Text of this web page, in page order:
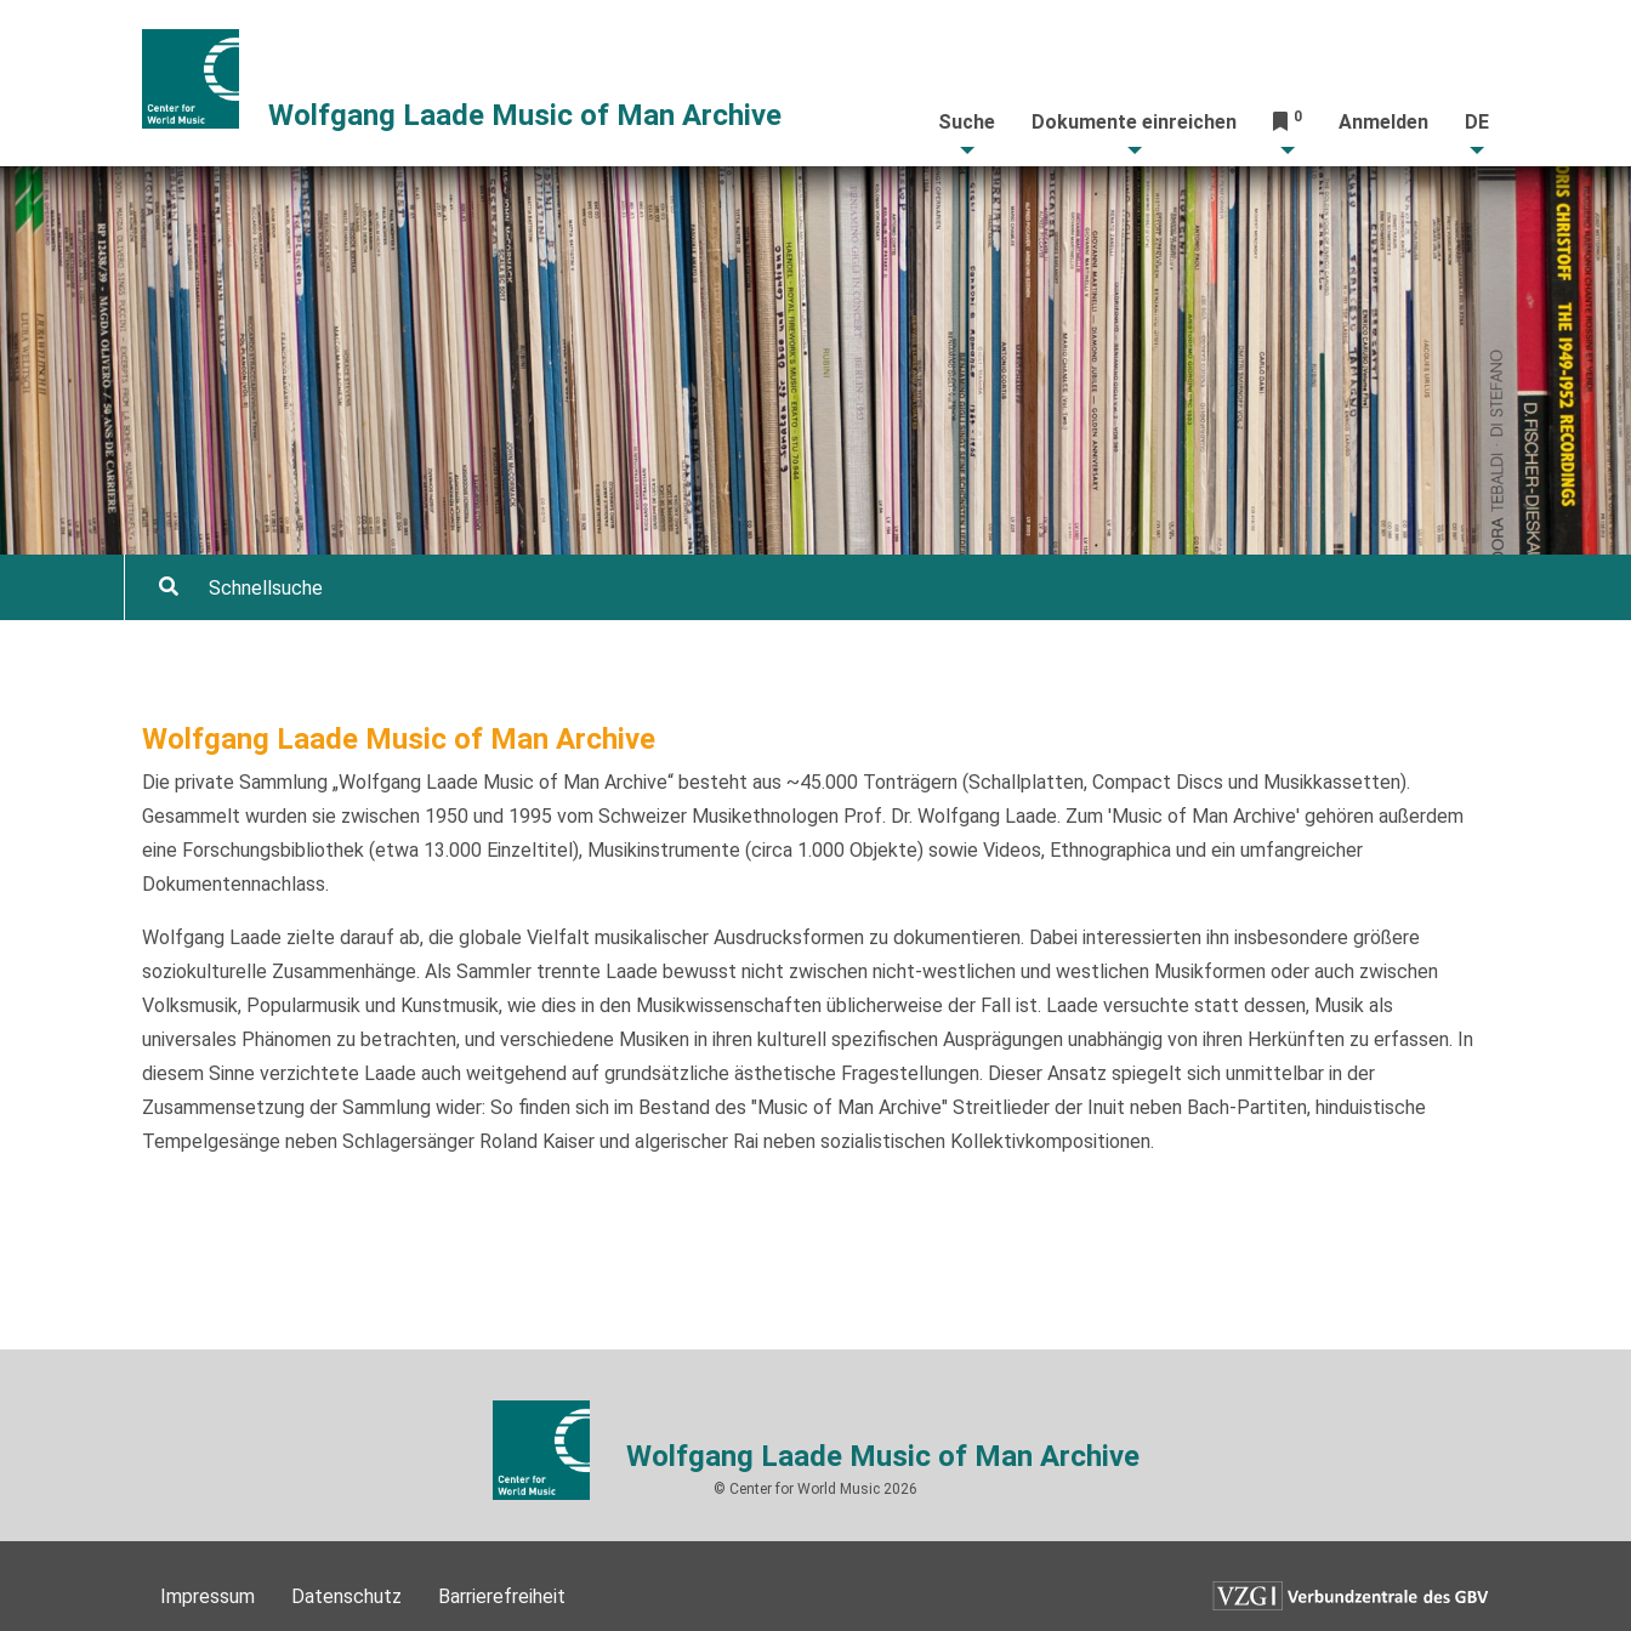
Wolfgang Laade Music of Man Archive Suche Dokumente einreichen 0 Anmelden DE
Wolfgang Laade Music of Man Archive
Die private Sammlung „Wolfgang Laade Music of Man Archive“ besteht aus ~45.000 Tonträgern (Schallplatten, Compact Discs und Musikkassetten).
Gesammelt wurden sie zwischen 1950 und 1995 vom Schweizer Musikethnologen Prof. Dr. Wolfgang Laade. Zum 'Music of Man Archive' gehören außerdem
eine Forschungsbibliothek (etwa 13.000 Einzeltitel), Musikinstrumente (circa 1.000 Objekte) sowie Videos, Ethnographica und ein umfangreicher
Dokumentennachlass.
Wolfgang Laade zielte darauf ab, die globale Vielfalt musikalischer Ausdrucksformen zu dokumentieren. Dabei interessierten ihn insbesondere größere
soziokulturelle Zusammenhänge. Als Sammler trennte Laade bewusst nicht zwischen nicht-westlichen und westlichen Musikformen oder auch zwischen
Volksmusik, Popularmusik und Kunstmusik, wie dies in den Musikwissenschaften üblicherweise der Fall ist. Laade versuchte statt dessen, Musik als
universales Phänomen zu betrachten, und verschiedene Musiken in ihren kulturell spezifischen Ausprägungen unabhängig von ihren Herkünften zu erfassen. In
diesem Sinne verzichtete Laade auch weitgehend auf grundsätzliche ästhetische Fragestellungen. Dieser Ansatz spiegelt sich unmittelbar in der
Zusammensetzung der Sammlung wider: So finden sich im Bestand des "Music of Man Archive" Streitlieder der Inuit neben Bach-Partiten, hinduistische
Tempelgesänge neben Schlagersänger Roland Kaiser und algerischer Rai neben sozialistischen Kollektivkompositionen.
Wolfgang Laade Music of Man Archive
© Center for World Music 2026
Impressum Datenschutz Barrierefreiheit